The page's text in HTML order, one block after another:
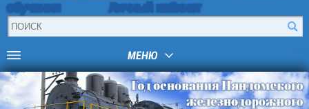
обучения
Личный кабинет
МЕНЮ